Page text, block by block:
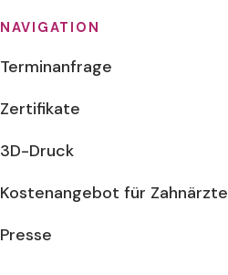
NAVIGATION
Terminanfrage
Zertifikate
3D-Druck
Kostenangebot für Zahnärzte
Presse